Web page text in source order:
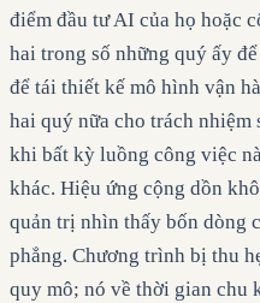
điểm đầu tư AI của họ hoặc
hai trong số những quý ấy
để tái thiết kế mô hình vận
hai quý nữa cho trách nhiệm
khi bất kỳ luồng công việc
khác. Hiệu ứng cộng dồn
quản trị nhìn thấy bốn dòng
phẳng. Chương trình bị thu
quy mô; nó về thời gian chu